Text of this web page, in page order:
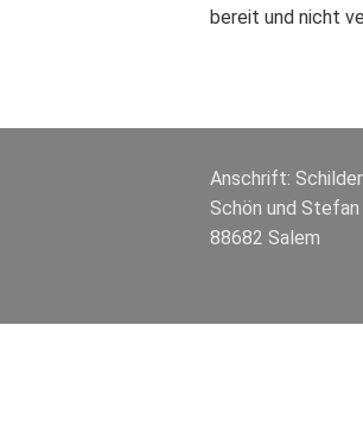
bereit und nicht
Anschrift:
Schön und
88682 Salem